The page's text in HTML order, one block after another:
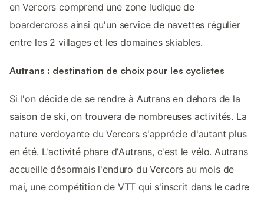
en Vercors comprend une zone ludique de
boardercross ainsi qu'un service de navettes régulier
entre les 2 villages et les domaines skiables.
Autrans : destination de choix pour les cyclistes
Si l'on décide de se rendre à Autrans en dehors de la
saison de ski, on trouvera de nombreuses activités. La
nature verdoyante du Vercors s'apprécie d'autant plus
en été. L'activité phare d'Autrans, c'est le vélo. Autrans
accueille désormais l'enduro du Vercors au mois de
mai, une compétition de VTT qui s'inscrit dans le cadre